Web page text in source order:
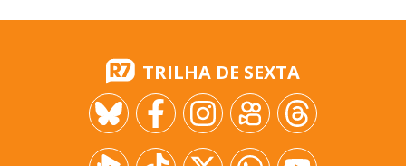
TRILHA DE SEXTA